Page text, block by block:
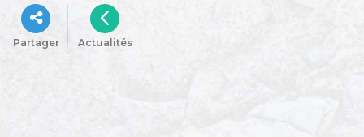
Partager Actualités